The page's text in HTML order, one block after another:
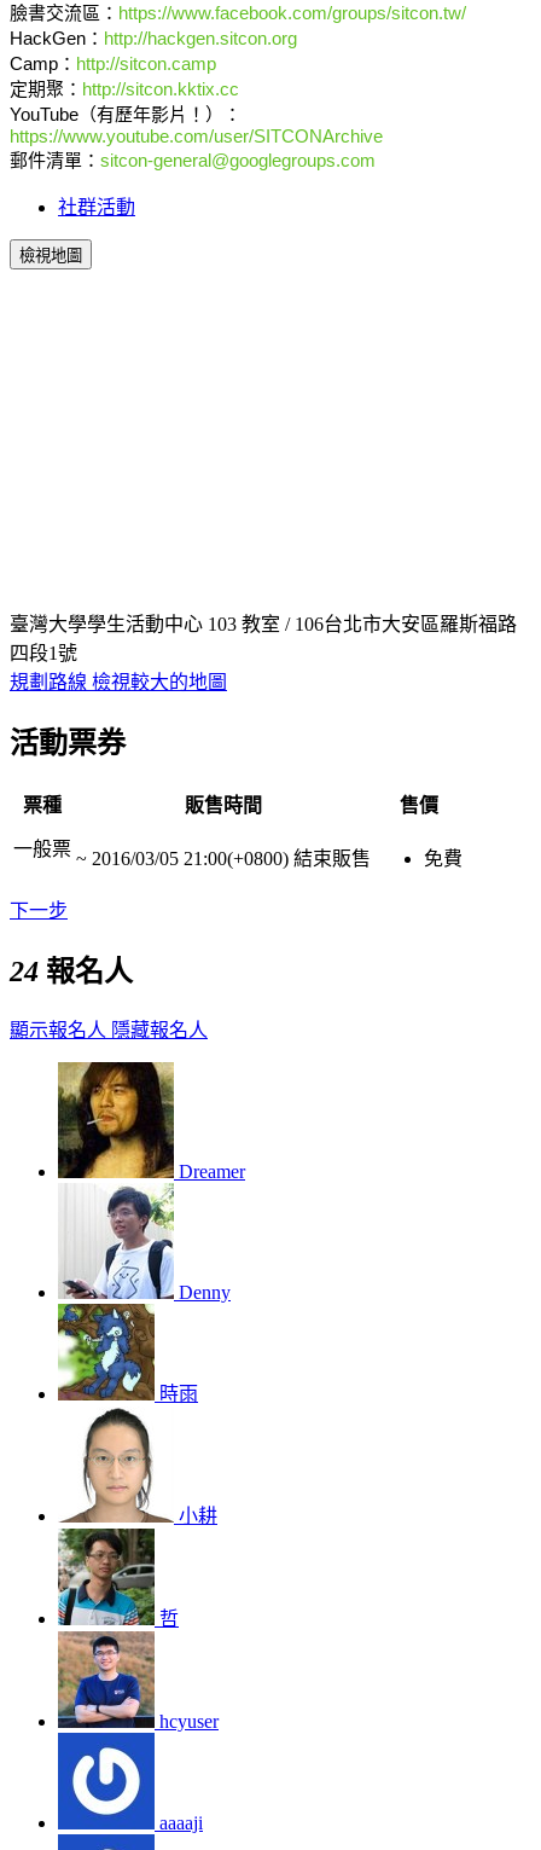
臉書交流區： https://www.facebook.com/groups/sitcon.tw/
HackGen： http://hackgen.sitcon.org
Camp： http://sitcon.camp
定期聚： http://sitcon.kktix.cc
YouTube（有歷年影片！）：
https://www.youtube.com/user/SITCONArchive
郵件清單： sitcon-general@googlegroups.com
社群活動
檢視地圖
臺灣大學學生活動中心 103 教室 / 106台北市大安區羅斯福路
四段1號
規劃路線 檢視較大的地圖
活動票券
票種 販售時間 售價
一般票 ~ 2016/03/05 21:00(+0800) 結束販售 免費
下一步
24 報名人
顯示報名人 隱藏報名人
Dreamer
Denny
時雨
小耕
哲
hcyuser
aaaaji